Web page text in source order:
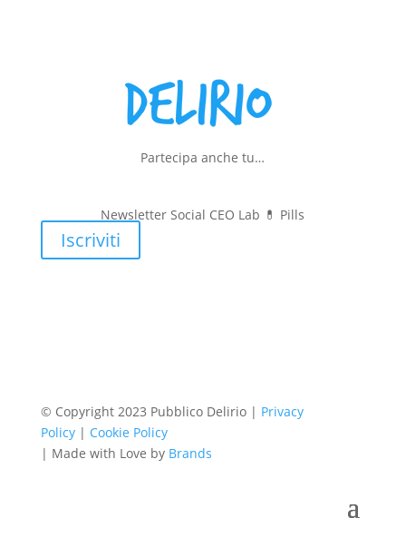
Partecipa anche tu…
Newsletter Social CEO Lab 💊 Pills
Iscriviti
© Copyright 2023 Pubblico Delirio | Privacy
Policy| Cookie Policy
| Made with Love by Brands